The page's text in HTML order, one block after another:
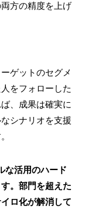
方の精度を上げ
ゲットのセグメ
をフォローした
、成果は確実に
シナリオを支援
な活用のハード
。部門を超えた
ロ化が解消して